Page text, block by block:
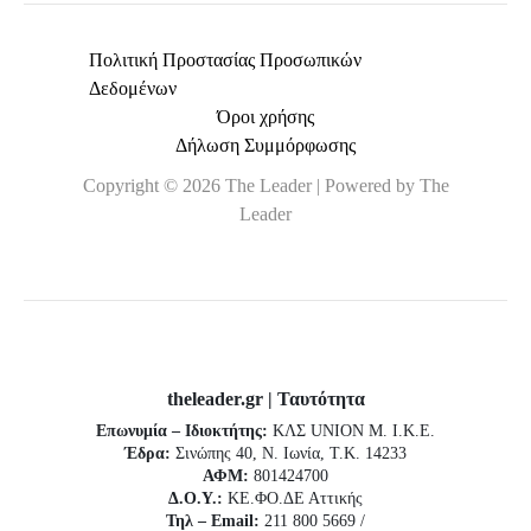
Πολιτική Προστασίας Προσωπικών
Δεδομένων
Όροι χρήσης
Δήλωση Συμμόρφωσης
Copyright © 2026 The Leader | Powered by The
Leader
theleader.gr | Ταυτότητα
Επωνυμία – Ιδιοκτήτης: ΚΛΣ UNION Μ. Ι.Κ.Ε.
Έδρα: Σινώπης 40, Ν. Ιωνία, Τ.Κ. 14233
ΑΦΜ: 801424700
Δ.Ο.Υ.: ΚΕ.ΦΟ.ΔΕ Αττικής
Τηλ – Email: 211 800 5669 /